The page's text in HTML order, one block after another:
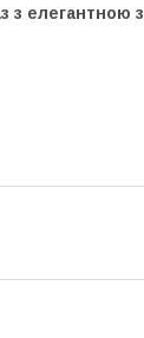
з елегантною